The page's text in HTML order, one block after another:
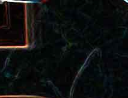
Baguette à la raclette, à la
roquette et aux graines de
courge